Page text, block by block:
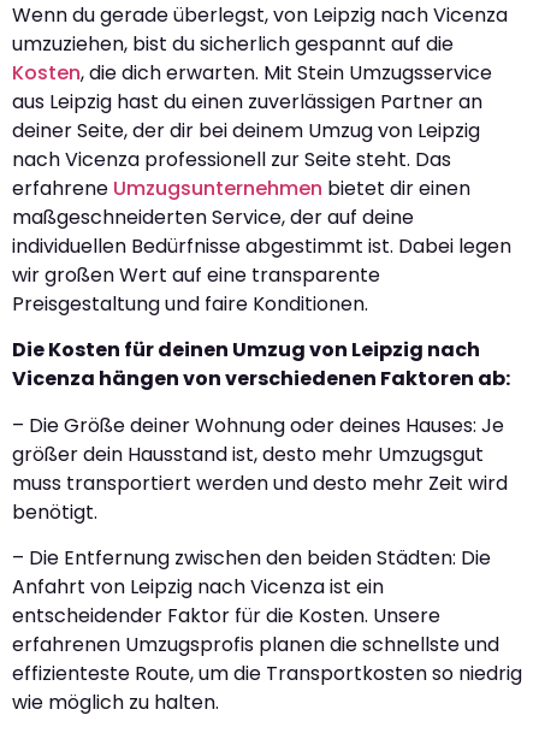
Wenn du gerade überlegst, von Leipzig nach Vicenza
umzuziehen, bist du sicherlich gespannt auf die
Kosten, die dich erwarten. Mit Stein Umzugsservice
aus Leipzig hast du einen zuverlässigen Partner an
deiner Seite, der dir bei deinem Umzug von Leipzig
nach Vicenza professionell zur Seite steht. Das
erfahrene Umzugsunternehmen bietet dir einen
maßgeschneiderten Service, der auf deine
individuellen Bedürfnisse abgestimmt ist. Dabei legen
wir großen Wert auf eine transparente
Preisgestaltung und faire Konditionen.
Die Kosten für deinen Umzug von Leipzig nach
Vicenza hängen von verschiedenen Faktoren ab:
– Die Größe deiner Wohnung oder deines Hauses: Je
größer dein Hausstand ist, desto mehr Umzugsgut
muss transportiert werden und desto mehr Zeit wird
benötigt.
– Die Entfernung zwischen den beiden Städten: Die
Anfahrt von Leipzig nach Vicenza ist ein
entscheidender Faktor für die Kosten. Unsere
erfahrenen Umzugsprofis planen die schnellste und
effizienteste Route, um die Transportkosten so niedrig
wie möglich zu halten.